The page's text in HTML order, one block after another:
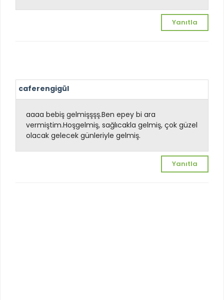
Yanıtla
caferengigül
aaaa bebiş gelmişşşş.Ben epey bi ara
vermiştim.Hoşgelmiş, sağlıcakla gelmiş, çok güzel
olacak gelecek günleriyle gelmiş.
Yanıtla